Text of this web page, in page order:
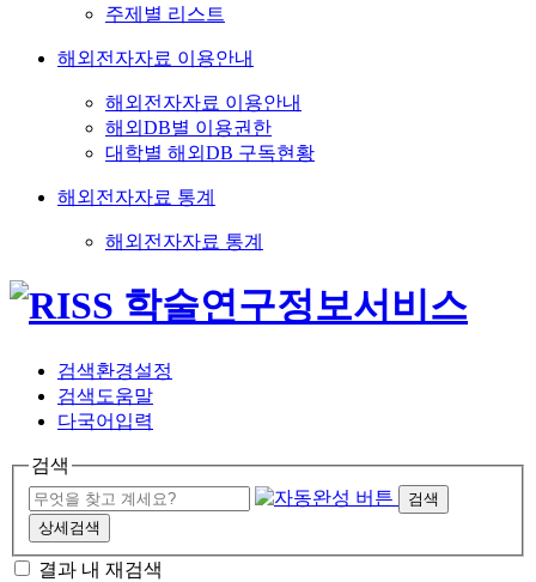
주제별 리스트
해외전자자료 이용안내
해외전자자료 이용안내
해외DB별 이용권한
대학별 해외DB 구독현황
해외전자자료 통계
해외전자자료 통계
검색환경설정
검색도움말
다국어입력
검색
검색
상세검색
결과 내 재검색